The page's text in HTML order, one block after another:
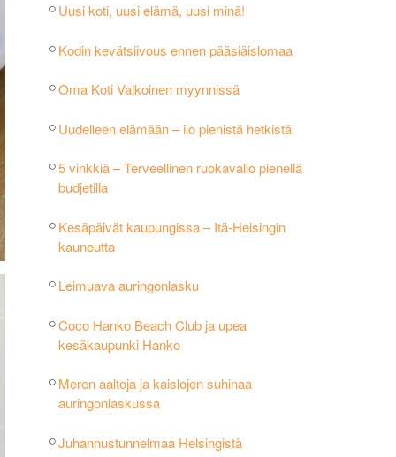
Uusi koti, uusi elämä, uusi minä!
Kodin kevätsiivous ennen pääsiäislomaa
Oma Koti Valkoinen myynnissä
Uudelleen elämään – ilo pienistä hetkistä
5 vinkkiä – Terveellinen ruokavalio pienellä
budjetilla
Kesäpäivät kaupungissa – Itä-Helsingin
kauneutta
Leimuava auringonlasku
Coco Hanko Beach Club ja upea
kesäkaupunki Hanko
Meren aaltoja ja kaislojen suhinaa
auringonlaskussa
Juhannustunnelmaa Helsingistä